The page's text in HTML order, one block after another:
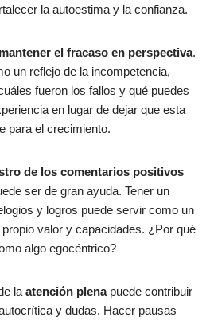
la autoestima y la confianza.
mantener el fracaso en perspectiva.
un reflejo de la incompetencia,
fueron los fallos y qué puedes
en lugar de dejar que esta
para el crecimiento.
de los comentarios positivos
ser de gran ayuda. Tener un
y logros puede servir como un
valor y capacidades. ¿Por qué
algo egocéntrico?
la atención plenapuede contribuir
y dudas. Hacer pausas